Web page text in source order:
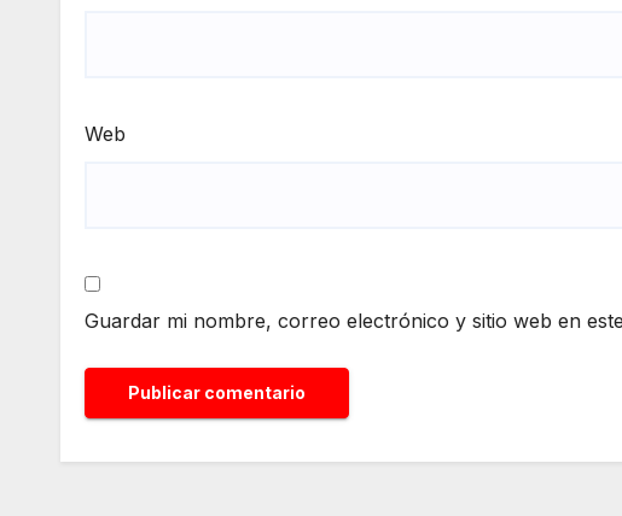
Web
Guardar mi nombre, correo electrónico y sitio web en